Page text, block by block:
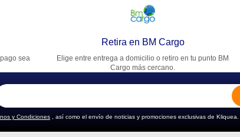
sea
Retira en BM Cargo
Elige entre entrega a domicilio o retiro en tu punto BM
Cargo más cercano.
y Condiciones , así como el envío de noticias y promociones exclusivas de Kliquea.